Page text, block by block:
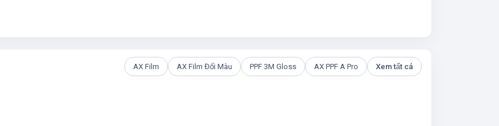
AX Film AX Film Đổi Màu PPF 3M Gloss AX PPF A Pro Xem tất cả